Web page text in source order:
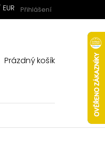
EUR Přihlášení
NÁKUPNÍ
Prázdný košík